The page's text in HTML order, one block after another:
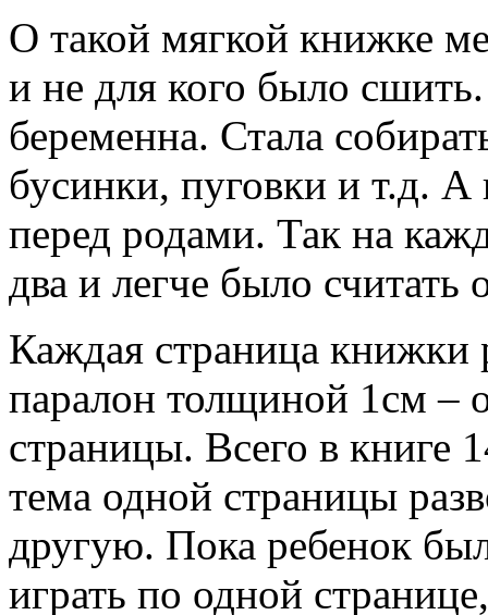
О такой мягкой книжке
и не для кого было
беременна. Стала
бусинки, пуговки и т.д.
перед родами. Так на
два и легче было
Каждая страница
паралон толщиной 1см
страницы. Всего в книге
тема одной страницы
другую. Пока ребенок
играть по одной